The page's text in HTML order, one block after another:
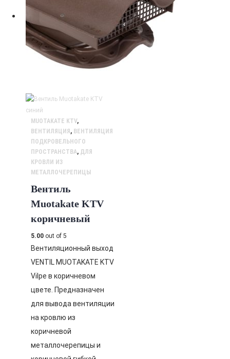
MUOTAKATE KTV,
ВЕНТИЛЯЦИЯ , ВЕНТИЛЯЦИЯ
ПОДКРОВЕЛЬНОГО
ПРОСТРАНСТВА, ДЛЯ
КРОВЛИ ИЗ
МЕТАЛЛОЧЕРЕПИЦЫ
Вентиль
Muotakate KTV
коричневый
5.00 out of 5
Вентиляционный выход
VENTIL MUOTAKATE KTV
Vilpe в коричневом
цвете. Предназначен
для вывода вентиляции
на кровлю из
коричневой
металлочерепицы и